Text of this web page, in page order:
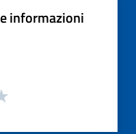
informazioni